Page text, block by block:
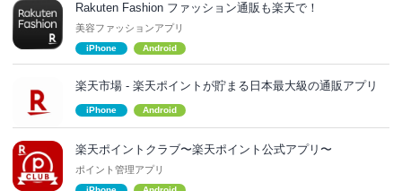
Rakuten Fashion ファッション通販も楽天で！
美容ファッションアプリ
iPhone Android
楽天市場 - 楽天ポイントが貯まる日本最大級の通販アプリ
iPhone Android
楽天ポイントクラブ〜楽天ポイント公式アプリ〜
ポイント管理アプリ